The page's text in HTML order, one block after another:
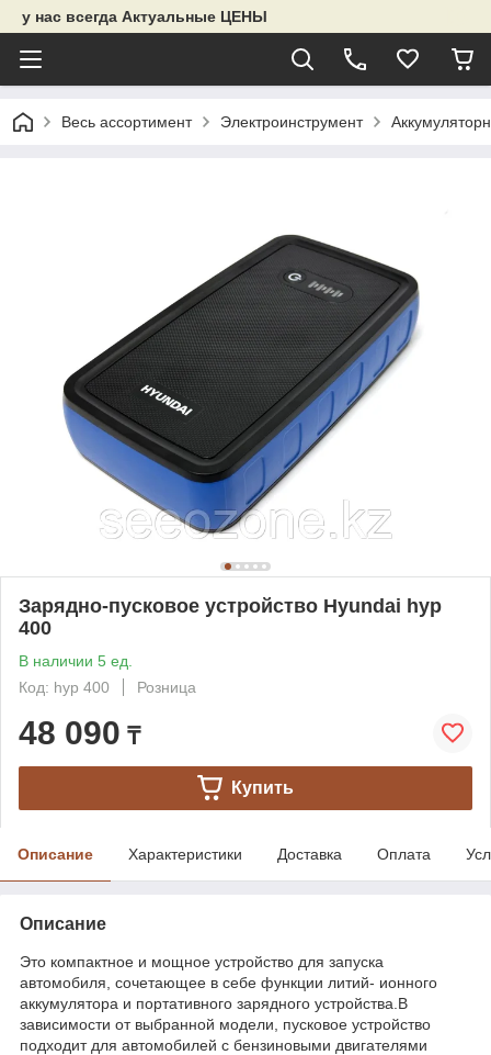
у нас всегда Актуальные ЦЕНЫ
Весь ассортимент Электроинструмент
Зарядно-пусковое устройство Hyundai hyp
400
В наличии 5 ед.
Код: hyp 400
Розница
48 090 ₸
Купить
Описание Характеристики Доставка Оплата
Описание
Это компактное и мощное устройство для запуска
автомобиля, сочетающее в себе функции литий- ионного
аккумулятора и портативного зарядного устройства.В
зависимости от выбранной модели, пусковое устройство
подходит для автомобилей с бензиновыми двигателями